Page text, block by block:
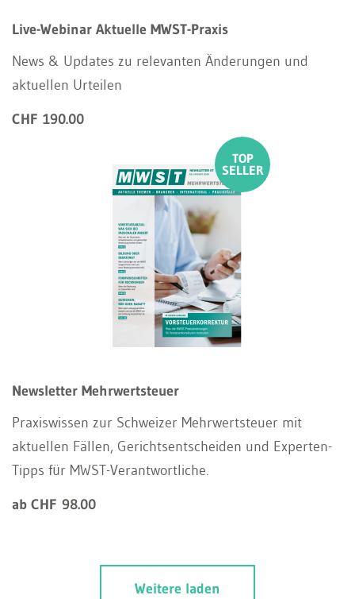
Live-Webinar Aktuelle MWST-Praxis
News & Updates zu relevanten Änderungen und
aktuellen Urteilen
CHF 190.00
Newsletter Mehrwertsteuer
Praxiswissen zur Schweizer Mehrwertsteuer mit
aktuellen Fällen, Gerichtsentscheiden und Experten-
Tipps für MWST-Verantwortliche.
ab CHF 98.00
Weitere laden